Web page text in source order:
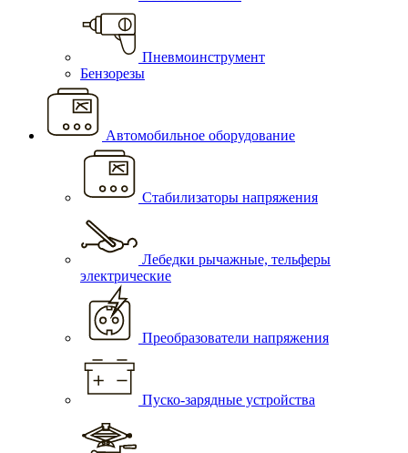
Пневмоинструмент
Бензорезы
Автомобильное оборудование
Стабилизаторы напряжения
Лебедки рычажные, тельферы
электрические
Преобразователи напряжения
Пуско-зарядные устройства